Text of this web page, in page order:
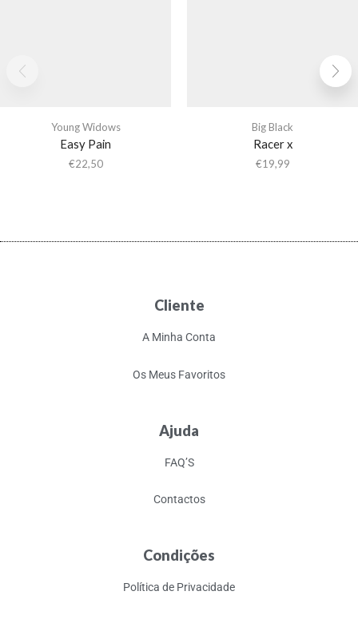
Young Widows
Easy Pain
€22,50
Big Black
Racer x
€19,99
Cliente
A Minha Conta
Os Meus Favoritos
Ajuda
FAQ’S
Contactos
Condições
Política de Privacidade